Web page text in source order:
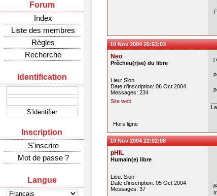
Forum
Index
Liste des membres
Règles
Recherche
Identification
Inscription
S'inscrire
Mot de passe ?
Langue
10 Nov 2004 20:53:03
Neo
Prêcheu(r|se) du libre
Lieu: Sion
Date d'inscription: 06 Oct 2004
Messages: 234
Site web
j
Hors ligne
10 Nov 2004 22:02:08
pHIL
Humain(e) libre
Lieu: Sion
Date d'inscription: 05 Oct 2004
Messages: 37